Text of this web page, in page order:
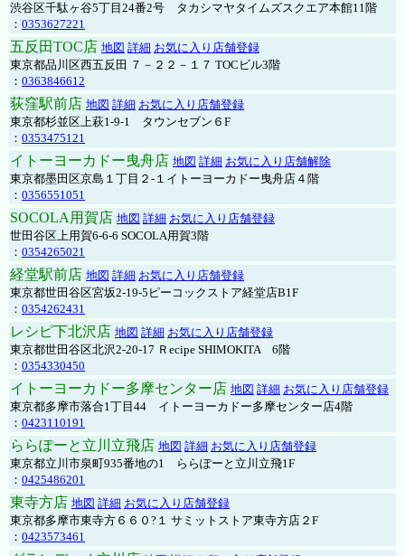
渋谷区千駄ヶ谷5丁目24番2号 タカシマヤタイムズスクエア本館11階
： 0353627221
五反田TOC店 地図 詳細 お気に入り店舗登録
東京都品川区西五反田 ７－２２－１７ TOCビル3階
： 0363846612
荻窪駅前店 地図 詳細 お気に入り店舗登録
東京都杉並区上萩1-9-1 タウンセブン６F
： 0353475121
イトーヨーカドー曳舟店 地図 詳細 お気に入り店舗解除
東京都墨田区京島１丁目２-１イトーヨーカドー曳舟店４階
： 0356551051
SOCOLA用賀店 地図 詳細 お気に入り店舗登録
世田谷区上用賀6-6-6 SOCOLA用賀3階
： 0354265021
経堂駅前店 地図 詳細 お気に入り店舗登録
東京都世田谷区宮坂2-19-5ピーコックストア経堂店B1F
： 0354262431
レシピ下北沢店 地図 詳細 お気に入り店舗登録
東京都世田谷区北沢2-20-17 Ｒecipe SHIMOKITA 6階
： 0354330450
イトーヨーカドー多摩センター店 地図 詳細 お気に入り店舗登録
東京都多摩市落合1丁目44 イトーヨーカドー多摩センター店4階
： 0423110191
ららぽーと立川立飛店 地図 詳細 お気に入り店舗登録
東京都立川市泉町935番地の1 ららぽーと立川立飛1F
： 0425486201
東寺方店 地図 詳細 お気に入り店舗登録
東京都多摩市東寺方６６０?１ サミットストア東寺方店２F
： 0423573461